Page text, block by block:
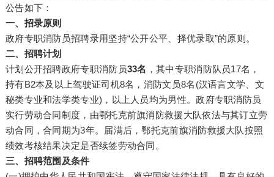
公告如下：
一、招录原则
政府专职消防员招聘录用坚持“公开公平、择优录取”的原则。
二、招聘计划
计划公开招聘政府专职消防员33名 ，其中专职消防队员17名，
持有B2本及以上驾驶证司机8名，消防文员8名(汉语言文学、文
秘类专业和法学类专业)，以上人员均为男性。政府专职消防员
实行劳动合同制度，由鄂托克前旗消防救援大队依法与其订立劳
动合同，合同期为3年。届满后，鄂托克前旗消防救援大队按照
绩效考核结果决定是否续签劳动合同。
三、招聘范围及条件